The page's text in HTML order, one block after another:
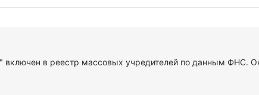
в реестр массовых учредителей по данным ФНС.